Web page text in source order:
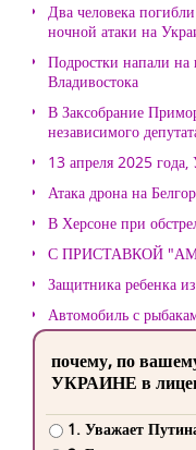
Два человека
ночной атаки на
Подростки напали на
Владивостока
В Заксобрание
независимого
13 апреля 2025
Атака дрона на
В Херсоне при
С ПРИСТАВКОЙ
Защитника ребенка
Автомобиль с
почему, по
УКРАИНЕ в
1. Уважает